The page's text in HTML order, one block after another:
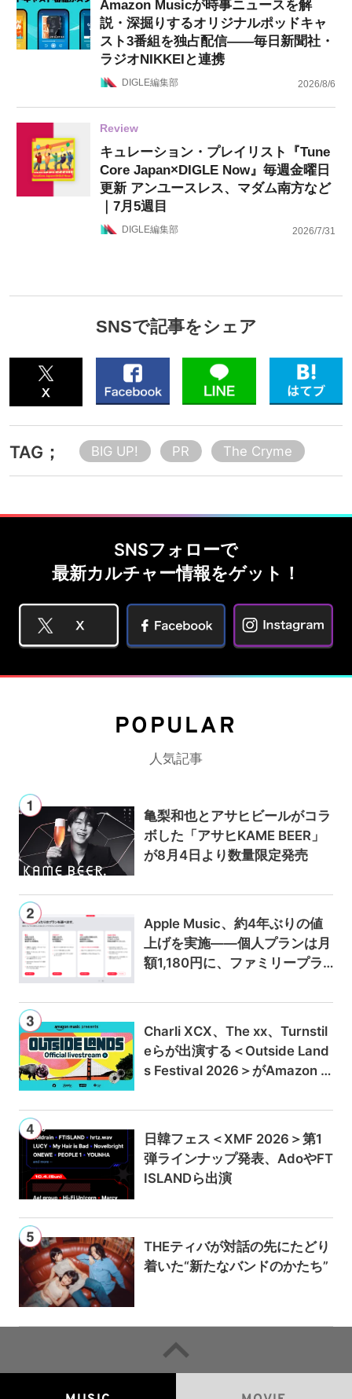
Amazon Musicが時事ニュースを解
説・深掘りするオリジナルポッドキャ
スト3番組を独占配信——毎日新聞社・
ラジオNIKKEIと連携
DIGLE編集部 2026/8/6
Review
キュレーション・プレイリスト『Tune
Core Japan×DIGLE Now』毎週金曜日
更新 アンユースレス、マダム南方など
｜7月5週目
DIGLE編集部 2026/7/31
SNSで記事をシェア
TAG； BIG UP! PR The Cryme
SNSフォローで
最新カルチャー情報をゲット！
POPULAR
人気記事
亀梨和也とアサヒビールがコラ
ボした「アサヒKAME BEER」
が8月4日より数量限定発売
Apple Music、約4年ぶりの値
上げを実施——個人プランは月
額1,180円に、ファミリープラ
Charli XCX、The xx、Turnstil
eらが出演する＜Outside Land
s Festival 2026＞がAmazon M
ブ配信
日韓フェス＜XMF 2026＞第1
弾ラインナップ発表、AdoやFT
ISLANDら出演
THEティバが対話の先にたどり
着いた“新たなバンドのかたち”